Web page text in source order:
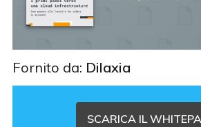
Fornito da: Dilaxia
SCARICA IL